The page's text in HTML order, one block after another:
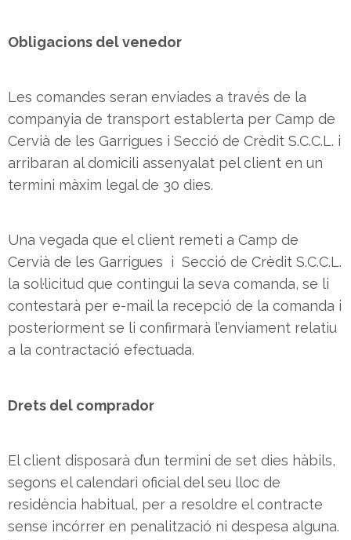
Obligacions del venedor
Les comandes seran enviades a través de la
companyia de transport establerta per Camp de
Cervià de les Garrigues i Secció de Crèdit S.C.C.L. i
arribaran al domicili assenyalat pel client en un
termini màxim legal de 30 dies.
Una vegada que el client remeti a Camp de
Cervià de les Garrigues i Secció de Crèdit S.C.C.L.
la sol·licitud que contingui la seva comanda, se li
contestarà per e-mail la recepció de la comanda i
posteriorment se li confirmarà l’enviament relatiu
a la contractació efectuada.
Drets del comprador
El client disposarà d’un termini de set dies hàbils,
segons el calendari oficial del seu lloc de
residència habitual, per a resoldre el contracte
sense incórrer en penalització ni despesa alguna.